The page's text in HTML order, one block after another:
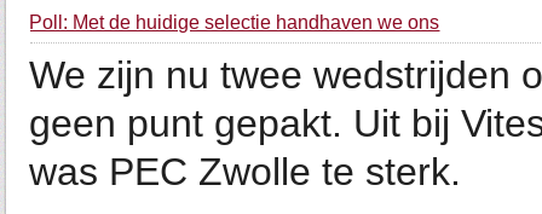
Poll: Met de huidige selectie handhaven we ons
We zijn nu twee wedstrijden
geen punt gepakt. Uit bij
was PEC Zwolle te sterk.